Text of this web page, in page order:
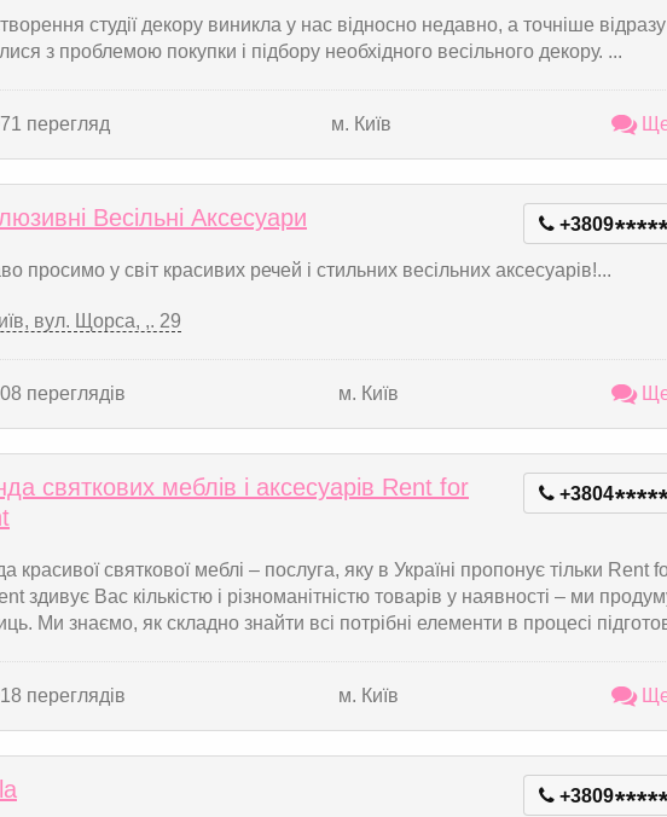
студії декору виникла у нас відносно недавно, а точніше
з проблемою покупки і підбору необхідного весільного декору. ...
перегляд м. Київ Ще
Весільні Аксесуари +3809*****
просимо у світ красивих речей і стильних весільних аксесуарів!...
вул. Щорса, ,. 29
переглядів м. Київ Ще
святкових меблів і аксесуарів Rent for
+3804*****
красивої святкової меблі – послуга, яку в Україні пропонує тільки Rent
здивує Вас кількістю і різноманітністю товарів у наявності – ми
Ми знаємо, як складно знайти всі потрібні елементи в процесі
переглядів м. Київ Ще
+3809*****